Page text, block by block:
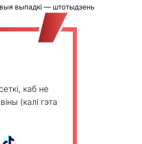
выпадкі — штотыдзень
каб не
(калі гэта